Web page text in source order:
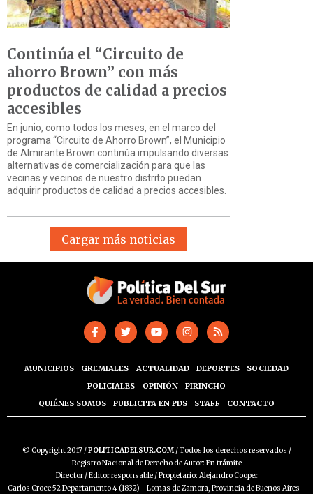
Continúa el “Circuito de
ahorro Brown” con más
productos de calidad a precios
accesibles
En junio, como todos los meses, en el marco del
programa “Circuito de Ahorro Brown”, el Municipio
de Almirante Brown continúa impulsando diversas
alternativas de comercialización para que las
vecinas y vecinos de nuestro distrito puedan
adquirir productos de calidad a precios accesibles.
Cargar más noticias
MUNICIPIOS GREMIALES ACTUALIDAD DEPORTES
SOCIEDAD
POLICIALES
OPINIÓN
PIRINCHO
QUIÉNES SOMOS
PUBLICITA EN PDS STAFF CONTACTO
© Copyright 2017 /POLITICADELSUR.COM/ Todos los derechos reservados /
Registro Nacional de Derecho de Autor: En trámite
Director / Editor responsable / Propietario: Alejandro Cooper
Carlos Croce 52 Departamento 4 (1832) - Lomas de Zamora, Provincia de Buenos Aires -